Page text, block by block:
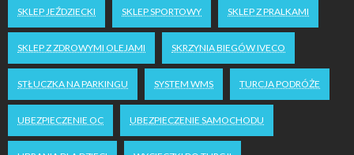
SKLEP JEŹDZIECKI SKLEP SPORTOWY SKLEP Z PRALKAMI
SKLEP Z ZDROWYMI OLEJAMI SKRZYNIA BIEGÓW IVECO
STŁUCZKA NA PARKINGU SYSTEM WMS TURCJA PODRÓŻE
UBEZPIECZENIE OC UBEZPIECZENIE SAMOCHODU